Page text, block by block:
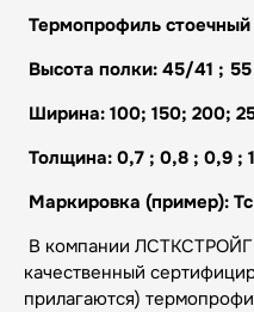
Термопрофиль
Высота полки: 45/41 ;
Ширина: 100; 150; 200;
Толщина: 0,7 ; 0,8 ; 0,9 ;
Маркировка (пример):
В компании
качественный
прилагаются)